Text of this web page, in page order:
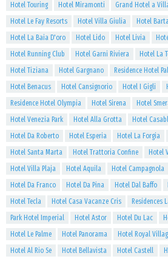
Hotel Touring
Hotel Miramonti
Grand Hotel a
Hotel Le Fay Resorts
Hotel Villa Giulia Hotel
Hotel La Baia D'oro
Hotel Lido Hotel Livia
Hotel Running Club
Hotel Garni Riviera Hotel La
Hotel Tiziana
Hotel Gargnano
Residence Hotel
Hotel Benacus
Hotel Cansignorio Hotel I Gigli
Residence Hotel Olympia
Hotel Sirena Hotel
Hotel Venezia Park
Hotel Alla Grotta Hotel
Hotel Da Roberto
Hotel Esperia Hotel La Forgia
Hotel Santa Marta
Hotel Trattoria Confine Hotel
Hotel Villa Plaja
Hotel Aquila Hotel Campagnola
Hotel Da Franco
Hotel Da Pina Hotel Dal Baffo
Hotel Tecla
Hotel Casa Vacanze Cris Residences
Park Hotel Imperial
Hotel Astor Hotel Du Lac
Hotel Le Palme
Hotel Panorama Hotel Royal
Hotel Al Rio Se
Hotel Bellavista Hotel Castell